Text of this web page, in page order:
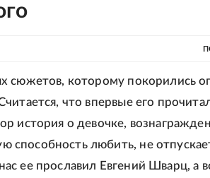
сюжетов, которому покорились
что впервые его
история о девочке,
способность любить, не
ее прославил Евгений Шварц, а